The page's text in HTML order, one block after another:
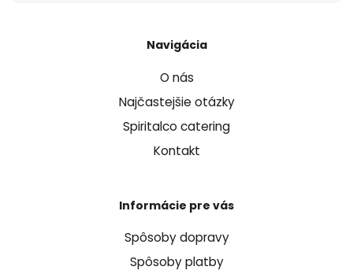
Navigácia
O nás
Najčastejšie otázky
Spiritalco catering
Kontakt
Informácie pre vás
Spôsoby dopravy
Spôsoby platby